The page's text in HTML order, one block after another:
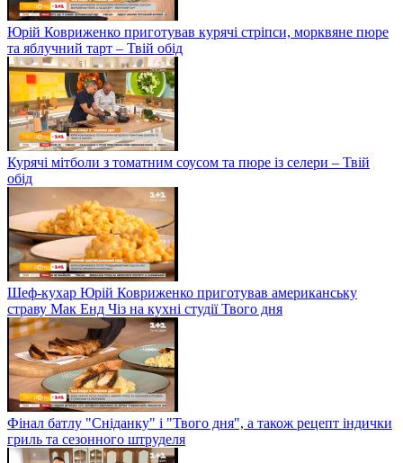
Юрій Ковриженко приготував курячі стріпси, морквяне пюре
та яблучний тарт – Твій обід
Курячі мітболи з томатним соусом та пюре із селери – Твій
обід
Шеф-кухар Юрій Ковриженко приготував американську
страву Мак Енд Чіз на кухні студії Твого дня
Фінал батлу "Сніданку" і "Твого дня", а також рецепт індички
гриль та сезонного штруделя